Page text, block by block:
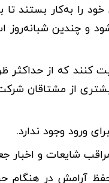
را به‌کار بستند
و چندین
کنند که از
از مشتاقان
آرامش در هنگام